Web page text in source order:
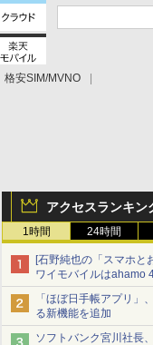
格安SIM/MVNO
アクセスランキン
1時間 24時間
[石野純也の「スマホと
ワイモバイルは
身向け「超おトク割」
「ほぼ日手帳アプリ」
る新機能を追加
ソフトバンク宮川社長